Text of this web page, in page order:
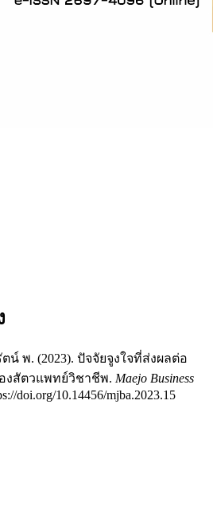
พ. (2023). ปัจจัยจูงใจที่ส่งผลต่อ
งสัตวแพทย์วิชาชีพ. Maejo Business
doi.org/10.14456/mjba.2023.15